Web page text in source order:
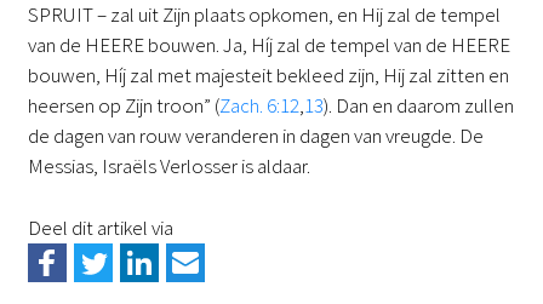
SPRUIT – zal uit Zijn plaats opkomen, en Hij zal de tempel
van de HEERE bouwen. Ja, Híj zal de tempel van de HEERE
bouwen, Híj zal met majesteit bekleed zijn, Hij zal zitten en
heersen op Zijn troon” (Zach. 6:12,13). Dan en daarom zullen
de dagen van rouw veranderen in dagen van vreugde. De
Messias, Israëls Verlosser is aldaar.
Deel dit artikel via